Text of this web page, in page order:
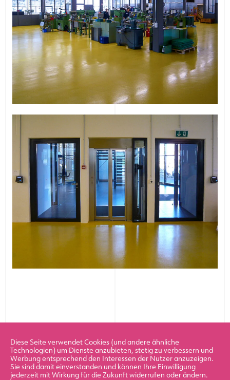
Nächstes Projekt
Diese Seite verwendet Cookies (und andere ähnliche
Technologien) um Dienste anzubieten, stetig zu verbessern und
Werbung entsprechend den Interessen der Nutzer anzuzeigen.
Sie sind damit einverstanden und können Ihre Einwilligung
jederzeit mit Wirkung für die Zukunft widerrufen oder ändern.